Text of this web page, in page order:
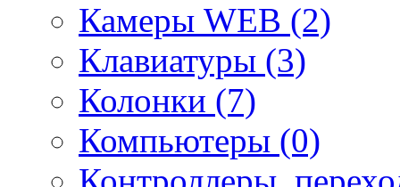
Камеры WEB (2)
Клавиатуры (3)
Колонки (7)
Компьютеры (0)